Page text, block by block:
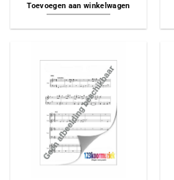
Toevoegen aan winkelwagen